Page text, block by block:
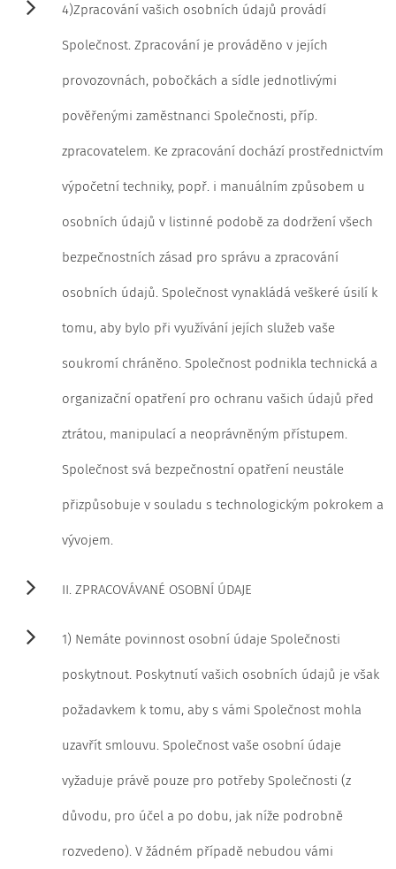
4)Zpracování vašich osobních údajů provádí
Společnost. Zpracování je prováděno v jejích
provozovnách, pobočkách a sídle jednotlivými
pověřenými zaměstnanci Společnosti, příp.
zpracovatelem. Ke zpracování dochází prostřednictvím
výpočetní techniky, popř. i manuálním způsobem u
osobních údajů v listinné podobě za dodržení všech
bezpečnostních zásad pro správu a zpracování
osobních údajů. Společnost vynakládá veškeré úsilí k
tomu, aby bylo při využívání jejích služeb vaše
soukromí chráněno. Společnost podnikla technická a
organizační opatření pro ochranu vašich údajů před
ztrátou, manipulací a neoprávněným přístupem.
Společnost svá bezpečnostní opatření neustále
přizpůsobuje v souladu s technologickým pokrokem a
vývojem.
II. ZPRACOVÁVANÉ OSOBNÍ ÚDAJE
1) Nemáte povinnost osobní údaje Společnosti
poskytnout. Poskytnutí vašich osobních údajů je však
požadavkem k tomu, aby s vámi Společnost mohla
uzavřít smlouvu. Společnost vaše osobní údaje
vyžaduje právě pouze pro potřeby Společnosti (z
důvodu, pro účel a po dobu, jak níže podrobně
rozvedeno). V žádném případě nebudou vámi